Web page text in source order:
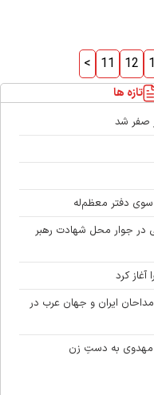
< 11 12
تازه ها
صفر شد
سوی دفتر معظم‌له
در جوار محل شهادت رهبر
کرد
مداحان ایران و جهان عرب در
مهدوی به دستِ زن